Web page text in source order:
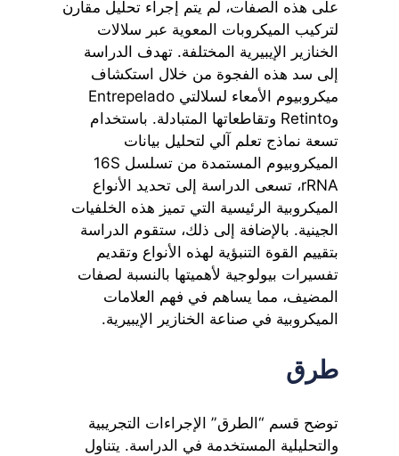
على هذه الصفات، لم يتم إجراء تحليل مقارن
لتركيب الميكروبات المعوية عبر سلالات
الخنازير الإيبيرية المختلفة. تهدف الدراسة
إلى سد هذه الفجوة من خلال استكشاف
ميكروبيوم الأمعاء لسلالتي Entrepelado
وRetinto وتقاطعاتها المتبادلة. باستخدام
تسعة نماذج تعلم آلي لتحليل بيانات
الميكروبيوم المستمدة من تسلسل 16S
rRNA، تسعى الدراسة إلى تحديد الأنواع
الميكروبية الرئيسية التي تميز هذه الخلفيات
الجينية. بالإضافة إلى ذلك، ستقوم الدراسة
بتقييم القوة التنبؤية لهذه الأنواع وتقديم
تفسيرات بيولوجية لأهميتها بالنسبة لصفات
المضيف، مما يساهم في فهم العلامات
الميكروبية في صناعة الخنازير الإيبيرية.
طرق
توضح قسم “الطرق” الإجراءات التجريبية
والتحليلية المستخدمة في الدراسة. يتناول